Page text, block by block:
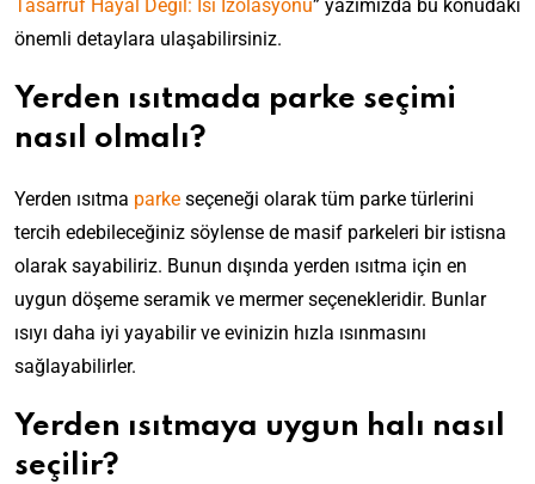
Tasarruf Hayal Değil: Isı İzolasyonu” yazımızda bu konudaki
önemli detaylara ulaşabilirsiniz.
Yerden ısıtmada parke seçimi
nasıl olmalı?
Yerden ısıtma parke seçeneği olarak tüm parke türlerini
tercih edebileceğiniz söylense de masif parkeleri bir istisna
olarak sayabiliriz. Bunun dışında yerden ısıtma için en
uygun döşeme seramik ve mermer seçenekleridir. Bunlar
ısıyı daha iyi yayabilir ve evinizin hızla ısınmasını
sağlayabilirler.
Yerden ısıtmaya uygun halı nasıl
seçilir?